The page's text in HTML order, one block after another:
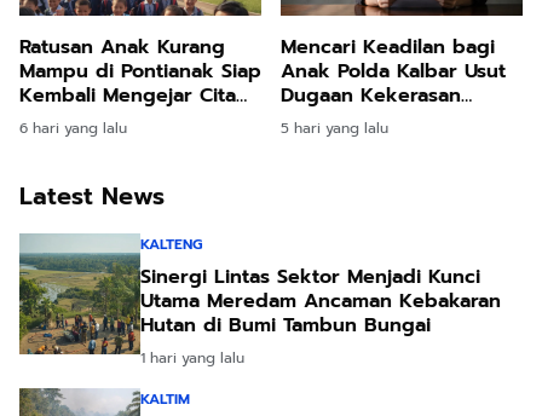
Ratusan Anak Kurang
Mampu di Pontianak Siap
Kembali Mengejar Cita
Lewat Program Sekolah
Rakyat
6 hari yang lalu
Mencari Keadilan bagi
Anak Polda Kalbar Usut
Dugaan Kekerasan
Seksual di Pontianak
5 hari yang lalu
Latest News
KALTENG
Sinergi Lintas Sektor Menjadi Kunci
Utama Meredam Ancaman Kebakaran
Hutan di Bumi Tambun Bungai
1 hari yang lalu
KALTIM